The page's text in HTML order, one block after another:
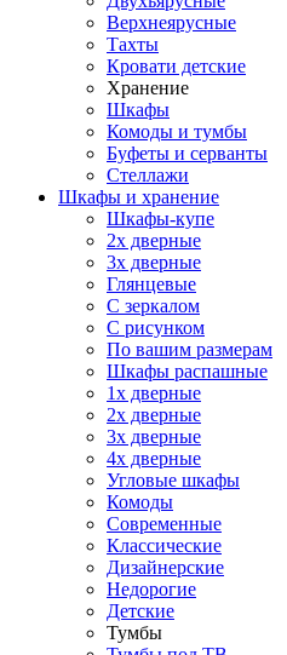
Верхнеярусные
Тахты
Кровати детские
Хранение
Шкафы
Комоды и тумбы
Буфеты и серванты
Стеллажи
Шкафы и хранение
Шкафы-купе
2х дверные
3х дверные
Глянцевые
С зеркалом
С рисунком
По вашим размерам
Шкафы распашные
1х дверные
2х дверные
3х дверные
4х дверные
Угловые шкафы
Комоды
Современные
Классические
Дизайнерские
Недорогие
Детские
Тумбы